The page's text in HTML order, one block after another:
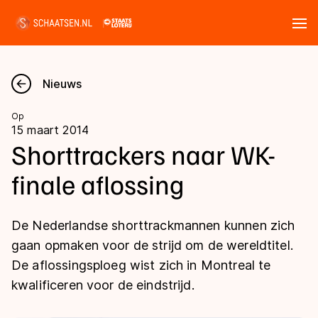
Nieuws
Kalender
Disciplines
Langebaan
Shorttrack
Inlineskaten
Uitslagen
Langebaan
Shorttrack
Tijden & historie
Nieuws
Op
15 maart 2014
Shorttrackers naar WK-
finale aflossing
De Nederlandse shorttrackmannen kunnen zich
gaan opmaken voor de strijd om de wereldtitel.
De aflossingsploeg wist zich in Montreal te
kwalificeren voor de eindstrijd.